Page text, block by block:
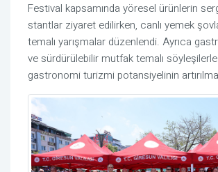
Festival kapsamında yöresel ürünlerin
stantlar ziyaret edilirken, canlı yemek
temalı yarışmalar düzenlendi. Ayrıca
ve sürdürülebilir mutfak temalı söyleşilerle
gastronomi turizmi potansiyelinin